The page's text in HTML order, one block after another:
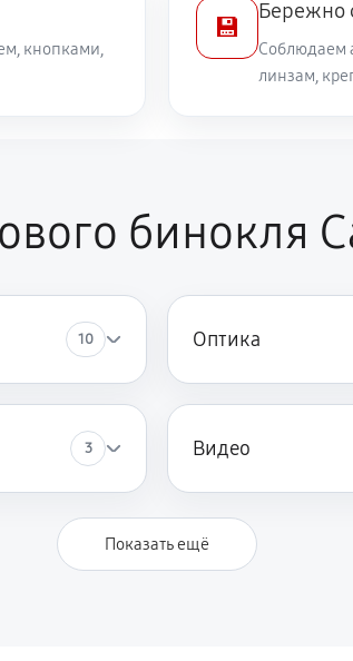
1710 руб
кнопками,
💾
Бережно
Соблюдаем
линзам,
бинокля
10 Оптика
3 Видео
Показать ещё